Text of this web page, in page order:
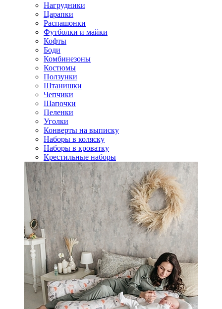
Нагрудники
Царапки
Распашонки
Футболки и майки
Кофты
Боди
Комбинезоны
Костюмы
Ползунки
Штанишки
Чепчики
Шапочки
Пеленки
Уголки
Конверты на выписку
Наборы в коляску
Наборы в кроватку
Крестильные наборы